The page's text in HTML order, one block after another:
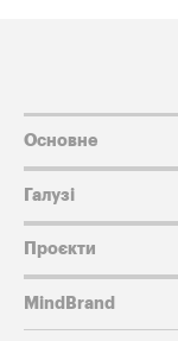
Основне
Галузі
Проєкти
MindBrand